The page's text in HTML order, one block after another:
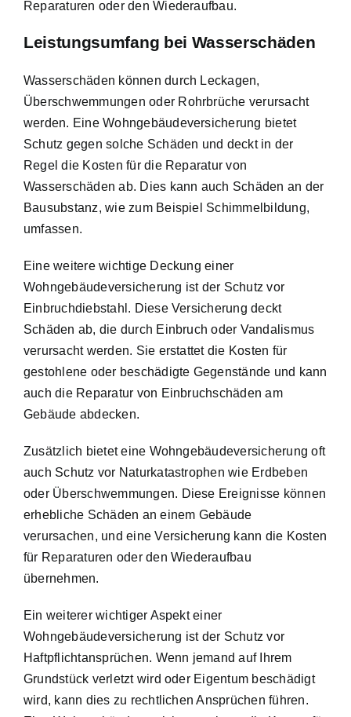
Reparaturen oder den Wiederaufbau.
Leistungsumfang bei Wasserschäden
Wasserschäden können durch Leckagen,
Überschwemmungen oder Rohrbrüche verursacht
werden. Eine Wohngebäudeversicherung bietet
Schutz gegen solche Schäden und deckt in der
Regel die Kosten für die Reparatur von
Wasserschäden ab. Dies kann auch Schäden an der
Bausubstanz, wie zum Beispiel Schimmelbildung,
umfassen.
Eine weitere wichtige Deckung einer
Wohngebäudeversicherung ist der Schutz vor
Einbruchdiebstahl. Diese Versicherung deckt
Schäden ab, die durch Einbruch oder Vandalismus
verursacht werden. Sie erstattet die Kosten für
gestohlene oder beschädigte Gegenstände und kann
auch die Reparatur von Einbruchschäden am
Gebäude abdecken.
Zusätzlich bietet eine Wohngebäudeversicherung oft
auch Schutz vor Naturkatastrophen wie Erdbeben
oder Überschwemmungen. Diese Ereignisse können
erhebliche Schäden an einem Gebäude
verursachen, und eine Versicherung kann die Kosten
für Reparaturen oder den Wiederaufbau
übernehmen.
Ein weiterer wichtiger Aspekt einer
Wohngebäudeversicherung ist der Schutz vor
Haftpflichtansprüchen. Wenn jemand auf Ihrem
Grundstück verletzt wird oder Eigentum beschädigt
wird, kann dies zu rechtlichen Ansprüchen führen.